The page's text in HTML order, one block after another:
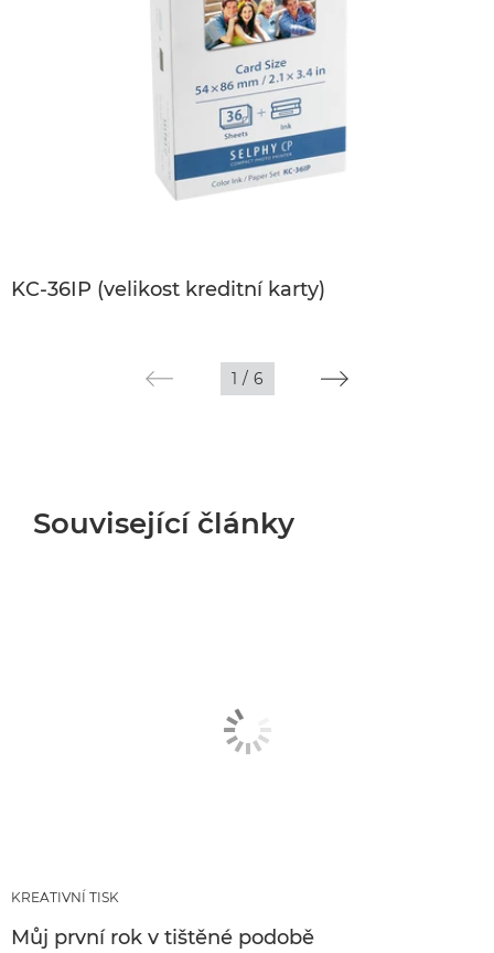
KC-36IP (velikost kreditní karty)
1 / 6
Související články
KREATIVNÍ TISK
Můj první rok v tištěné podobě